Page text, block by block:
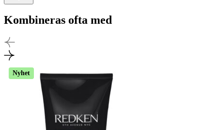
Kombineras ofta med
Nyhet